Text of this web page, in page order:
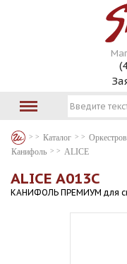
Каталог
Канифоль
ALICE
ALICE A013C
КАНИФОЛЬ ПРЕМИУМ для